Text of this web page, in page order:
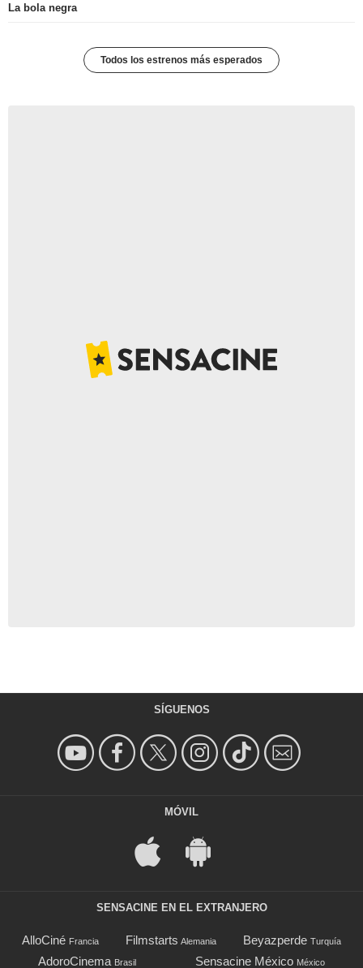
La bola negra
Todos los estrenos más esperados
SÍGUENOS
MÓVIL
SENSACINE EN EL EXTRANJERO
AlloCiné Francia Filmstarts Alemania Beyazperde Turquía
AdoroCinema Brasil Sensacine México México